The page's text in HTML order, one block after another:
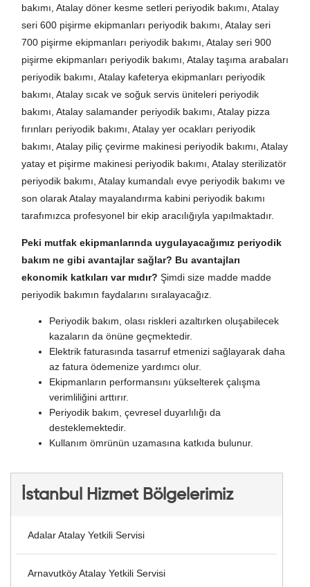
bakımı, Atalay döner kesme setleri periyodik bakımı, Atalay
seri 600 pişirme ekipmanları periyodik bakımı, Atalay seri
700 pişirme ekipmanları periyodik bakımı, Atalay seri 900
pişirme ekipmanları periyodik bakımı, Atalay taşıma arabaları
periyodik bakımı, Atalay kafeterya ekipmanları periyodik
bakımı, Atalay sıcak ve soğuk servis üniteleri periyodik
bakımı, Atalay salamander periyodik bakımı, Atalay pizza
fırınları periyodik bakımı, Atalay yer ocakları periyodik
bakımı, Atalay piliç çevirme makinesi periyodik bakımı, Atalay
yatay et pişirme makinesi periyodik bakımı, Atalay sterilizatör
periyodik bakımı, Atalay kumandalı evye periyodik bakımı ve
son olarak Atalay mayalandırma kabini periyodik bakımı
tarafımızca profesyonel bir ekip aracılığıyla yapılmaktadır.
Peki mutfak ekipmanlarında uygulayacağımız periyodik
bakım ne gibi avantajlar sağlar? Bu avantajları
ekonomik katkıları var mıdır? Şimdi size madde madde
periyodik bakımın faydalarını sıralayacağız.
Periyodik bakım, olası riskleri azaltırken oluşabilecek
kazaların da önüne geçmektedir.
Elektrik faturasında tasarruf etmenizi sağlayarak daha
az fatura ödemenize yardımcı olur.
Ekipmanların performansını yükselterek çalışma
verimliliğini arttırır.
Periyodik bakım, çevresel duyarlılığı da
desteklemektedir.
Kullanım ömrünün uzamasına katkıda bulunur.
İstanbul Hizmet Bölgelerimiz
Adalar Atalay Yetkili Servisi
Arnavutköy Atalay Yetkili Servisi